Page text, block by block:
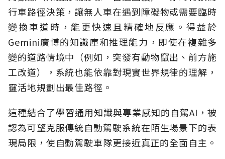
行車路徑決策，讓無人車在遇到障礙物或需要臨時
變換車道時，能更快速且精確地反應。得益於
Gemini廣博的知識庫和推理能力，即使在複雜多
變的道路情境中（例如，突發有動物竄出、前方施
工改道），系統也能依靠對現實世界規律的理解，
靈活地規劃出最佳路徑。
這種結合了學習通用知識與專業感知的自駕AI，被
認為可望克服傳統自動駕駛系統在陌生場景下的表
現局限，使自動駕駛車隊更接近真正的全面自主。